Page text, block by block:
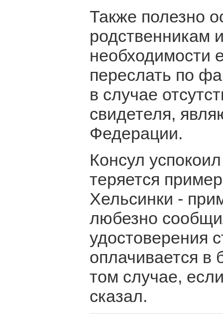
Также полезно
родственникам
необходимости
переслать по
в случае
свидетеля,
Федерации.
Консул
теряется
Хельсинки -
любезно
удостоверения
оплачивается в
том случае,
сказал.